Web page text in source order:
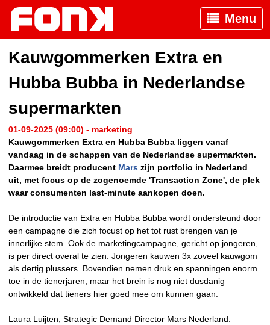
Menu
Kauwgommerken Extra en
Hubba Bubba in Nederlandse
supermarkten
01-09-2025 (09:00) - marketing
Kauwgommerken Extra en Hubba Bubba liggen vanaf
vandaag in de schappen van de Nederlandse supermarkten.
Daarmee breidt producent Mars zijn portfolio in Nederland
uit, met focus op de zogenoemde 'Transaction Zone', de plek
waar consumenten last-minute aankopen doen.
De introductie van Extra en Hubba Bubba wordt ondersteund door
een campagne die zich focust op het tot rust brengen van je
innerlijke stem. Ook de marketingcampagne, gericht op jongeren,
is per direct overal te zien. Jongeren kauwen 3x zoveel kauwgom
als dertig plussers. Bovendien nemen druk en spanningen enorm
toe in de tienerjaren, maar het brein is nog niet dusdanig
ontwikkeld dat tieners hier goed mee om kunnen gaan.
Laura Luijten, Strategic Demand Director Mars Nederland: